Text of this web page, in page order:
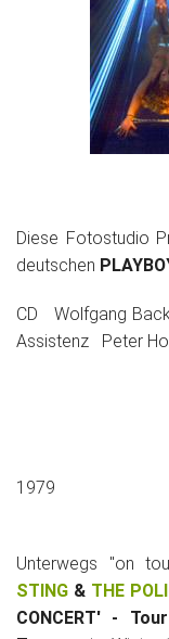
Diese Fotostudio
deutschen
CD Wolfgang
Assistenz Peter
1979
Unterwegs "on
STING & THE
CONCERT' - Tour